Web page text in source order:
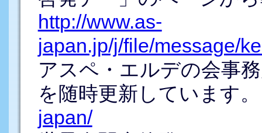
http://www.as-
japan.jp/j/file/message/
アスペ・エルデの会事
を随時更新しています
japan/